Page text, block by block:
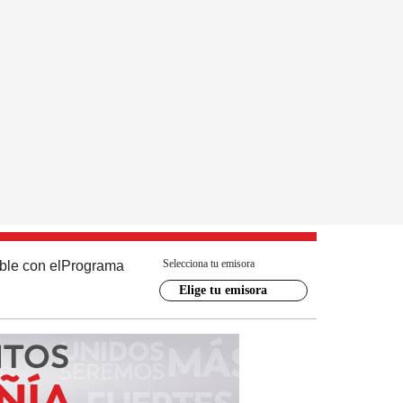
con el Programa Selecciona tu emisora
Elige tu emisora